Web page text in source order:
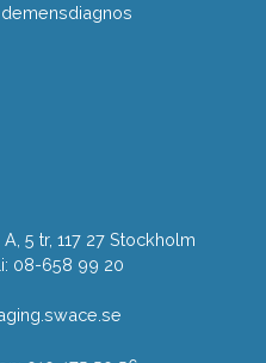
5 tr, 117 27 Stockholm
08-658 99 20